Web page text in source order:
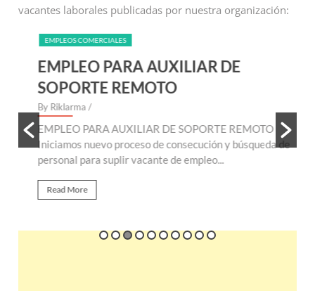
vacantes laborales publicadas por nuestra organización:
EMPLEOS COMERCIALES
EMPLEO PARA AUXILIAR DE
SOPORTE REMOTO
By Riklarma/
EMPLEO PARA AUXILIAR DE SOPORTE REMOTO
Iniciamos nuevo proceso de consecución y búsqueda de
personal para suplir vacante de empleo...
Read More